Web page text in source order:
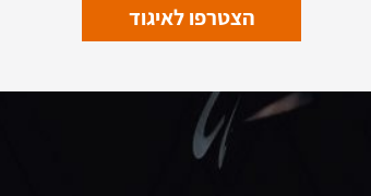
הצטרפו לאיגוד